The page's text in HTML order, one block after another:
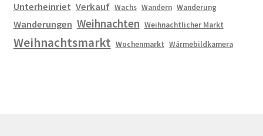
Unterheinriet Verkauf Wachs Wandern Wanderung
Wanderungen Weihnachten Weihnachtlicher Markt
Weihnachtsmarkt Wochenmarkt Wärmebildkamera